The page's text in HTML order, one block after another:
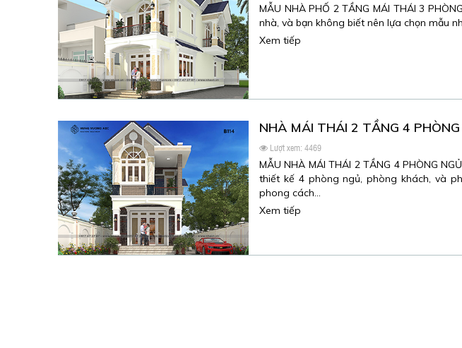
MẪU NHÀ PHỐ 2 TẦNG MÁI THÁI 3
nhà, và bạn không biết nên lựa chọn mẫu
Xem tiếp
NHÀ MÁI THÁI 2 TẦNG 4
Lượt xem: 4469
MẪU NHÀ MÁI THÁI 2 TẦNG 4 PHÒNG
thiết kế 4 phòng ngủ, phòng khách, và
phong cách…
Xem tiếp